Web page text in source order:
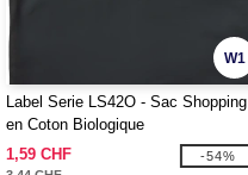
W1
Label Serie LS42O - Sac Shopping
en Coton Biologique
1,59 CHF
-54%